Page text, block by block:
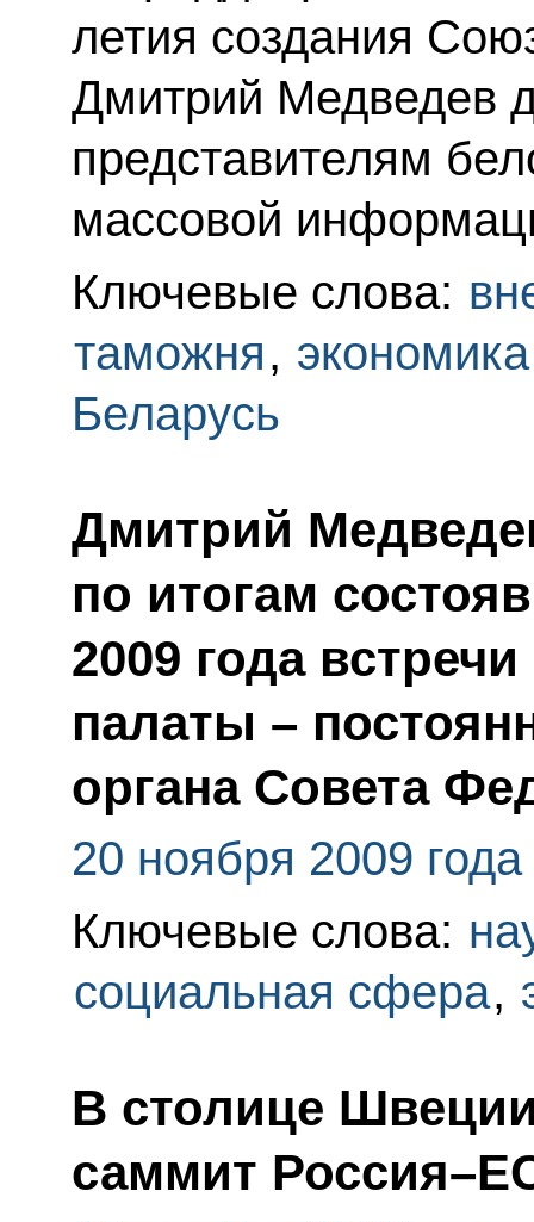
летия создания
Дмитрий Медведев
представителям
массовой
Ключевые слова:
таможня,
Беларусь
Дмитрий
по итогам
2009 года
палаты –
органа Совета
20 ноября 2009 года
Ключевые слова:
социальная сфера,
В столице
саммит